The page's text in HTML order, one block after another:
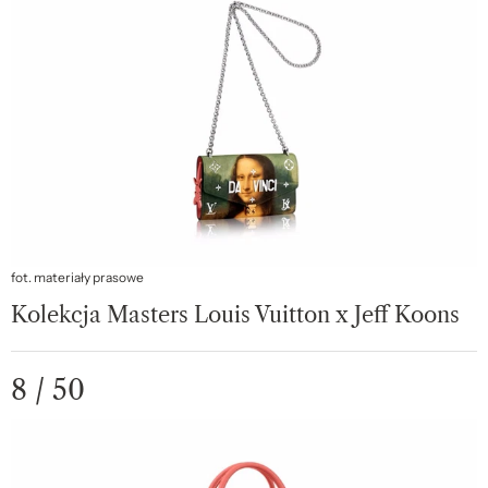
fot. materiały prasowe
Kolekcja Masters Louis Vuitton x Jeff Koons
8 / 50